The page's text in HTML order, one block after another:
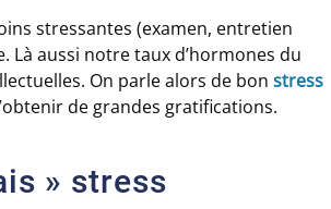
stressantes (examen, entretien
Là aussi notre taux d’hormones du
On parle alors de bon stress
de grandes gratifications.
» stress